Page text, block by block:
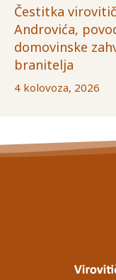
Čestitka
Androvića,
domovinske
branitelja
4 kolovoza, 2026